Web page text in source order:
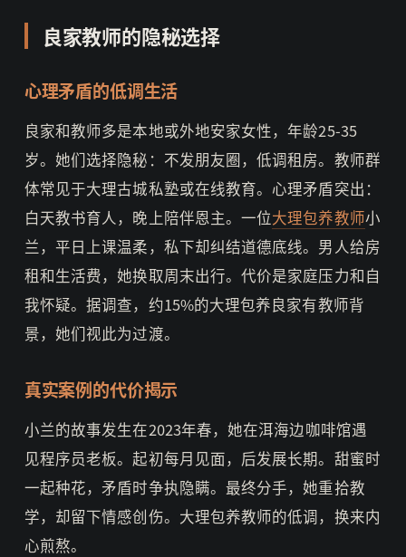
良家教师的隐秘选择
心理矛盾的低调生活
良家和教师多是本地或外地安家女性，年龄25-35
岁。她们选择隐秘：不发朋友圈，低调租房。教师群
体常见于大理古城私塾或在线教育。心理矛盾突出：
白天教书育人，晚上陪伴恩主。一位大理包养教师小
兰，平日上课温柔，私下却纠结道德底线。男人给房
租和生活费，她换取周末出行。代价是家庭压力和自
我怀疑。据调查，约15%的大理包养良家有教师背
景，她们视此为过渡。
真实案例的代价揭示
小兰的故事发生在2023年春，她在洱海边咖啡馆遇
见程序员老板。起初每月见面，后发展长期。甜蜜时
一起种花，矛盾时争执隐瞒。最终分手，她重拾教
学，却留下情感创伤。大理包养教师的低调，换来内
心煎熬。